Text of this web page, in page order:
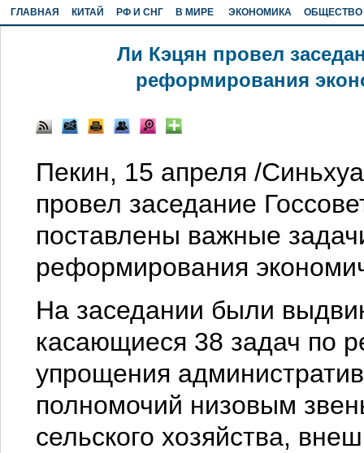
ГЛАВНАЯ КИТАЙ РФ И СНГ В МИРЕ ЭКОНОМИКА ОБЩЕСТВО
Ли Кэцян провел
реформирования
Пекин, 15 апреля /
провел заседание
поставлены важные
реформирования
На заседании были
касающиеся 38 задач по
упрощения
полномочий низовым
сельского хозяйства,